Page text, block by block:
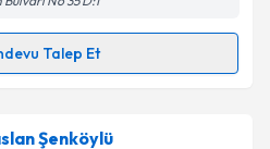
işlenmesine ilişkinAydınlatma
kabul ediyorum.
Talep Et
Talebi
Bahtiyariçin randevu takvimi
Şenköylü